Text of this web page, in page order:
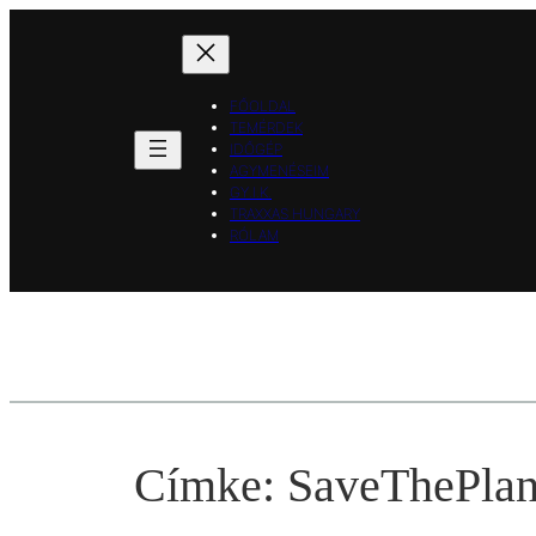
FŐOLDAL
TEMÉRDEK
IDŐGÉP
AGYMENÉSEIM
GY.I.K.
TRAXXAS HUNGARY
RÓLAM
Címke: